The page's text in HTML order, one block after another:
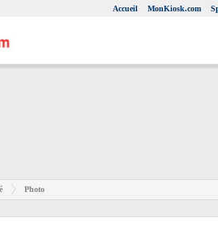
Accueil MonKiosk.com
Photo